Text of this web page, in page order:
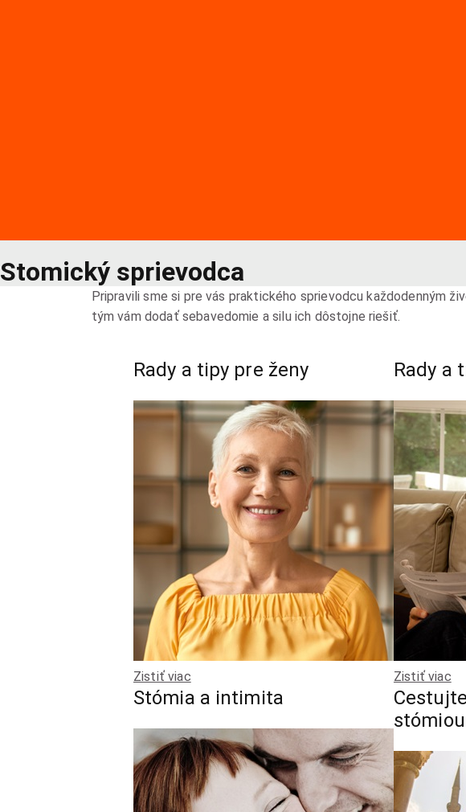
Stomický sprievodca
Pripravili sme si pre vás praktického sprievodcu každodenným
tým vám dodať sebavedomie a silu ich dôstojne riešiť.
Rady a tipy pre ženy
Zistiť viac
Rady a
Zistiť viac
Stómia a intimita
stómiou